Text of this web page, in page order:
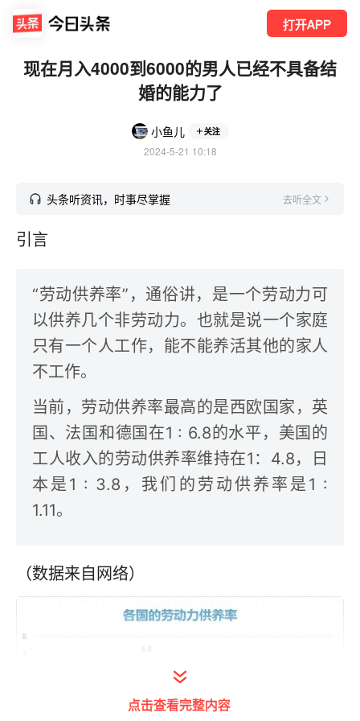
打开APP
现在月入4000到6000的男人已经不具备结
婚的能力了
小鱼儿 关注
2024-5-21 10:18
头条听资讯，时事尽掌握 去听全文
引言
“劳动供养率”，通俗讲，是一个劳动力可
以供养几个非劳动力。也就是说一个家庭
只有一个人工作，能不能养活其他的家人
不工作。
当前，劳动供养率最高的是西欧国家，英
国、法国和德国在1 : 6.8的水平，美国的
工人收入的劳动供养率维持在1：4.8，日
本是1 : 3.8，我们的劳动供养率是1 :
1.11。
（数据来自网络）
点击查看完整内容